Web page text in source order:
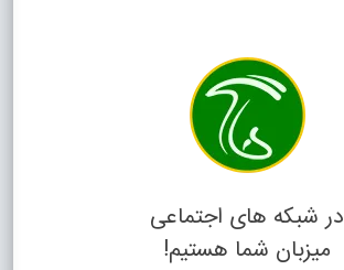
در شبکه های اجتماعی
میزبان شما هستیم!